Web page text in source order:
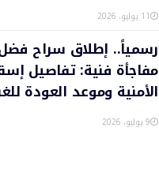
11 يوليو، 2026
رسمياً.. إطلاق سراح
مفاجأة فنية: تفاصيل
الأمنية وموعد العودة
9 يوليو، 2026